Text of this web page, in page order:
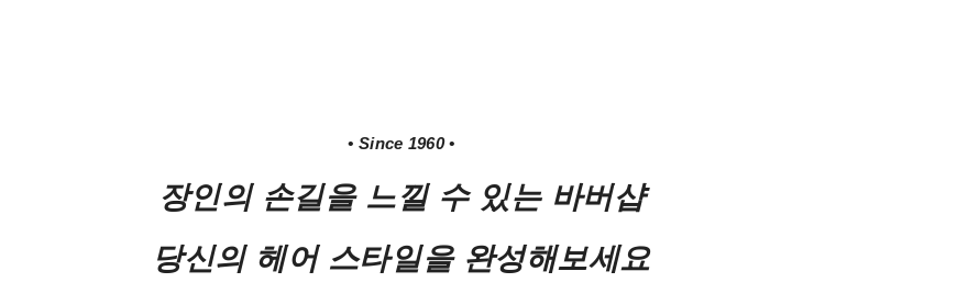
• Since 1960 •
장인의 손길을 느낄 수 있는 바버샵
당신의 헤어 스타일을 완성해보세요